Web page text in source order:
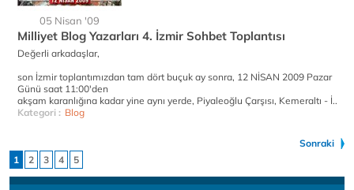
05 Nisan '09
Milliyet Blog Yazarları 4. İzmir Sohbet Toplantısı
Değerli arkadaşlar,
son İzmir toplantımızdan tam dört buçuk ay sonra, 12 NİSAN 2009 Pazar
Günü saat 11:00'den
akşam karanlığına kadar yine aynı yerde, Piyaleoğlu Çarşısı, Kemeraltı - İ..
Kategori : Blog
Sonraki
1
2 3 4 5